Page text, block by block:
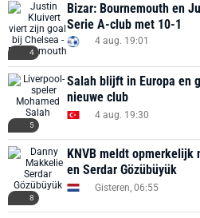
4
Bizar: Bournemouth en
Serie A-club met 10-1
4 aug. 19:01
5
Salah blijft in Europa en
nieuwe club
4 aug. 19:30
8
KNVB meldt opmerkelijk
en Serdar Gözübüyük
Gisteren, 06:55